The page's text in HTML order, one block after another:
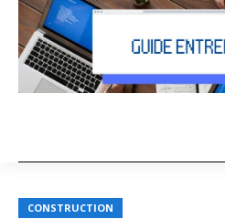
CONSTRUCTION